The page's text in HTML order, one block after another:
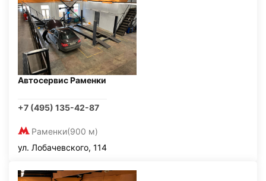
Автосервис Раменки
+7 (495) 135-42-87
Раменки(900 м)
ул. Лобачевского, 114